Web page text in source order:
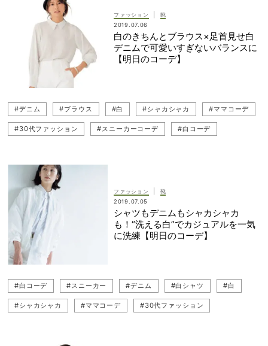
ファッション
靴
2019.07.06
白のきちんとブラウス×足首見せ白
デニムで可愛いすぎないバランスに
【明日のコーデ】
#デニム #ブラウス #白 #シャカシャカ #ママコーデ
#30代ファッション #スニーカーコーデ #白コーデ
ファッション
靴
2019.07.05
シャツもデニムもシャカシャカ
も！“洗える白”でカジュアルを一気
に洗練【明日のコーデ】
#白コーデ #スニーカー #デニム #白シャツ #白
#シャカシャカ #ママコーデ #30代ファッション